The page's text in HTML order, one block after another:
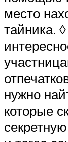
место
тайника.
нужно
которые